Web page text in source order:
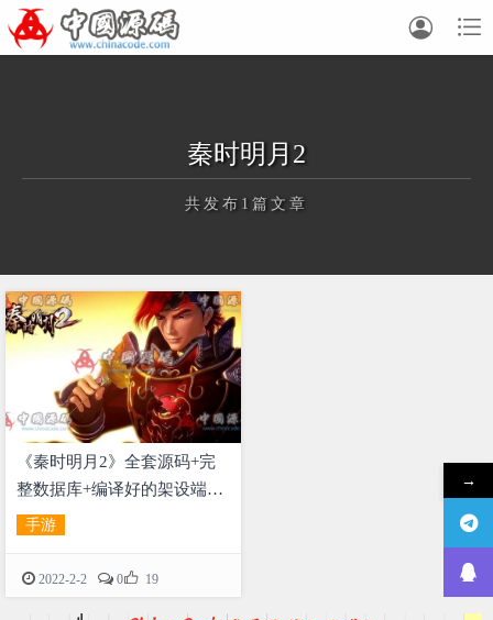


秦时明月2
共发布1篇文章
正在为您加载新内容
《秦时明月2》全套源码+完
整数据库+编译好的架设端
+图文教程
手游
2022-2-2 0 19
→